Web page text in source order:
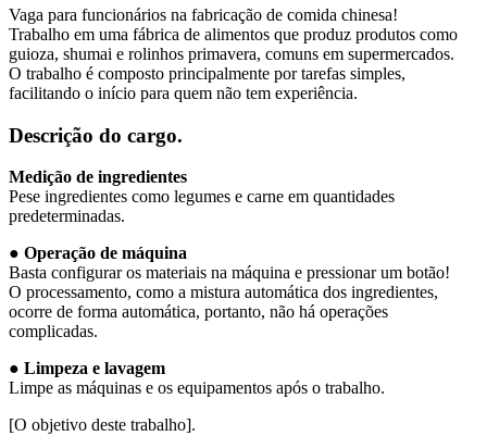
Vaga para funcionários na fabricação de comida chinesa!
Trabalho em uma fábrica de alimentos que produz produtos como
guioza, shumai e rolinhos primavera, comuns em supermercados.
O trabalho é composto principalmente por tarefas simples,
facilitando o início para quem não tem experiência.
Descrição do cargo.
Medição de ingredientes
Pese ingredientes como legumes e carne em quantidades
predeterminadas.
● Operação de máquina
Basta configurar os materiais na máquina e pressionar um botão!
O processamento, como a mistura automática dos ingredientes,
ocorre de forma automática, portanto, não há operações
complicadas.
● Limpeza e lavagem
Limpe as máquinas e os equipamentos após o trabalho.
[O objetivo deste trabalho].